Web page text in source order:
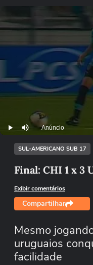
Play Mutar Anúncio
SUL-AMERICANO SUB 17
Final: CHI 1 x 3
Exibir comentários
Compartilhar
Mesmo
uruguaios
facilidade